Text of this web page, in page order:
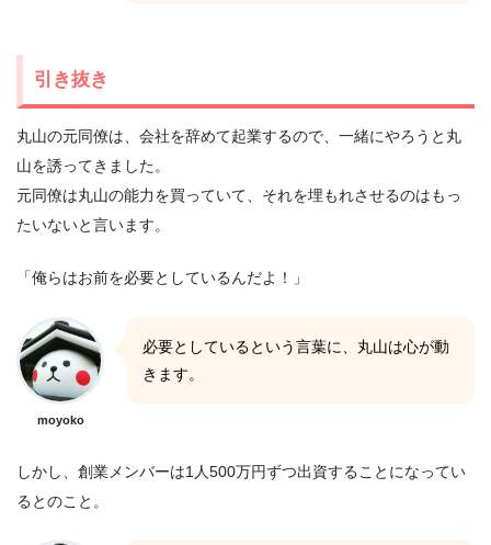
引き抜き
丸山の元同僚は、会社を辞めて起業するので、一緒にやろうと丸
山を誘ってきました。
元同僚は丸山の能力を買っていて、それを埋もれさせるのはもっ
たいないと言います。
「俺らはお前を必要としているんだよ！」
moyoko
必要としているという言葉に、丸山は心が動
きます。
しかし、創業メンバーは1人500万円ずつ出資することになってい
るとのこと。